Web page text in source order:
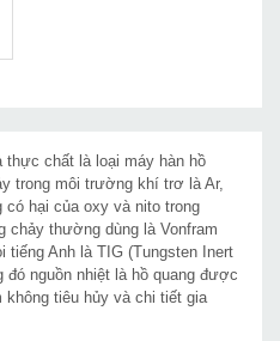
thực chất là loại máy hàn hồ
trong môi trường khí trơ là Ar,
có hại của oxy và nito trong
chảy thường dùng là Vonfram
tiếng Anh là TIG (Tungsten Inert
đó nguồn nhiệt là hồ quang được
tiêu hủy và chi tiết gia